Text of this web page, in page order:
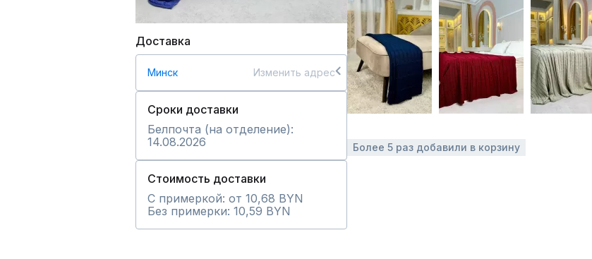
Доставка
Минск Изменить адрес
Сроки доставки
Белпочта (на отделение):
14.08.2026
Стоимость доставки
С примеркой: от 10,68 BYN
Без примерки: 10,59 BYN
Более 5 раз добавили в корзину